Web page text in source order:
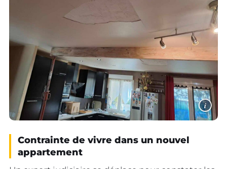
i
Contrainte de vivre dans un nouvel
appartement